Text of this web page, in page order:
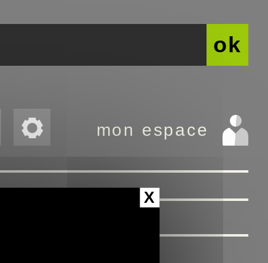
ok
mon espace
X